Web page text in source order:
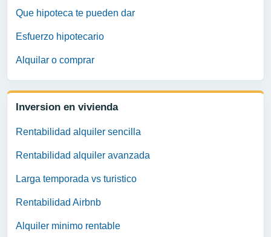
Que hipoteca te pueden dar
Esfuerzo hipotecario
Alquilar o comprar
Inversion en vivienda
Rentabilidad alquiler sencilla
Rentabilidad alquiler avanzada
Larga temporada vs turistico
Rentabilidad Airbnb
Alquiler minimo rentable